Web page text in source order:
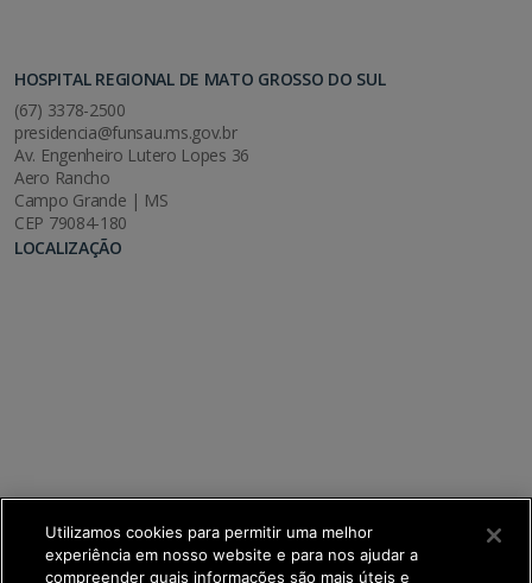
HOSPITAL REGIONAL DE MATO GROSSO DO SUL
(67) 3378-2500
presidencia@funsau.ms.gov.br
Av. Engenheiro Lutero Lopes 36
Aero Rancho
Campo Grande | MS
CEP 79084-180
LOCALIZAÇÃO
Utilizamos cookies para permitir uma melhor
experiência em nosso website e para nos ajudar a
compreender quais informações são mais úteis e